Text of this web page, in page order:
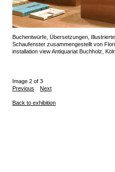
Buchentwürfe, Übersetzungen,
Schaufenster zusammengestellt von
installation view Antiquariat Buchholz,
Image 2 of 3
Previous
Next
Back to exhibition